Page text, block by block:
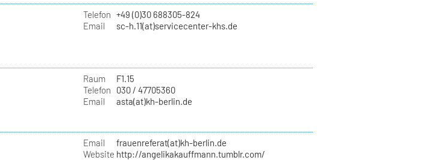
Telefon +49 (0)30 688305-824
Email
sc-h.11(at)servicecenter-khs.de
Raum
F1.15
Telefon
030 / 47705360
Email
asta(at)kh-berlin.de
Email
frauenreferat(at)kh-berlin.de
Website http://angelikakauffmann.tumblr.com/